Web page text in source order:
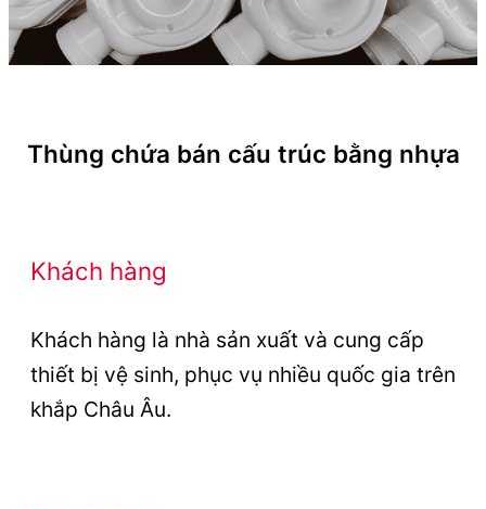
Thùng chứa bán cấu trúc bằng nhựa
Khách hàng
Khách hàng là nhà sản xuất và cung cấp
thiết bị vệ sinh, phục vụ nhiều quốc gia trên
khắp Châu Âu.